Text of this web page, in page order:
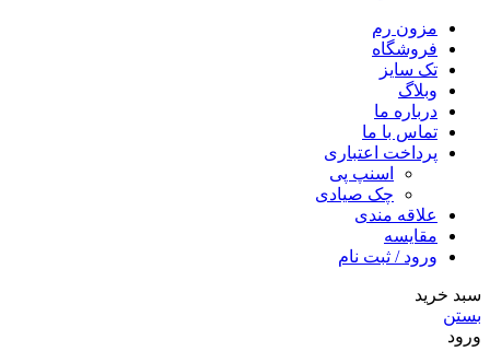
مزون رم
فروشگاه
تک سایز
وبلاگ
درباره ما
تماس با ما
پرداخت اعتباری
اسنپ پی
چک صیادی
علاقه مندی
مقايسه
ورود / ثبت نام
سبد خرید
بستن
ورود